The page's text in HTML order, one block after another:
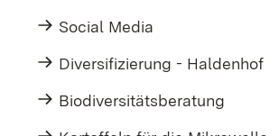
Social Media
Diversifizierung - Haldenhof
Biodiversitätsberatung